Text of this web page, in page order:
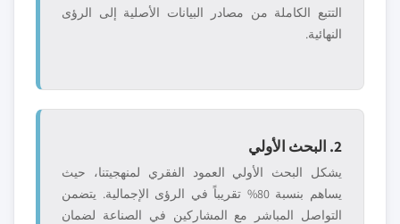
التتبع الكاملة من مصادر البيانات الأصلية إلى الرؤى
النهائية.
2. البحث الأولي
يشكل البحث الأولي العمود الفقري لمنهجيتنا، حيث
يساهم بنسبة 80% تقريباً في الرؤى الإجمالية. يتضمن
التواصل المباشر مع المشاركين في الصناعة لضمان